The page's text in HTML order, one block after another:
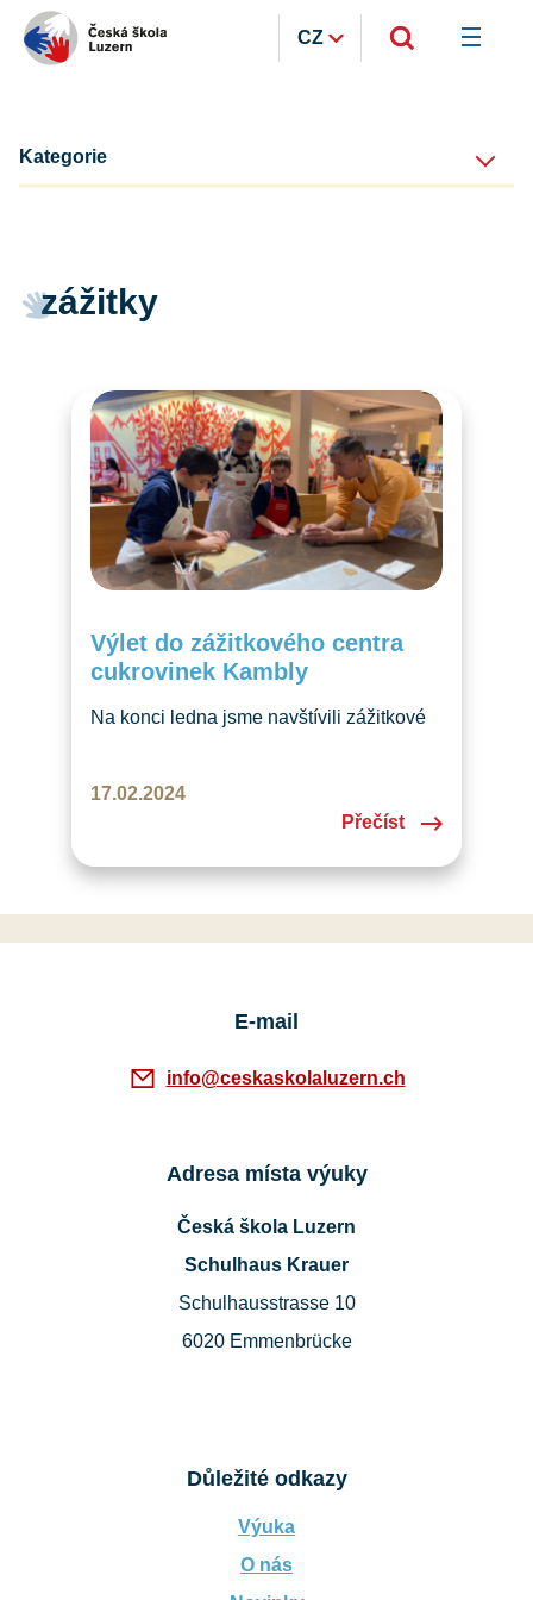
CZ
zážitky
Výlet do zážitkového centra
cukrovinek Kambly
Na konci ledna jsme navštívili zážitkové
a zábavné hry. Výlet do Kambly se skvěle
17.02.2024
Přečíst
Kategorie
E-mail
info@ceskaskolaluzern.ch
Adresa místa výuky
Česká škola Luzern
Schulhaus Krauer
Schulhausstrasse 10
6020 Emmenbrücke
Důležité odkazy
Výuka
O nás